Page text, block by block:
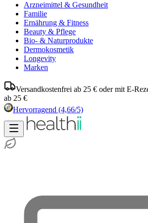
Arzneimittel & Gesundheit
Familie
Ernährung & Fitness
Beauty & Pflege
Bio- & Naturprodukte
Dermokosmetik
Longevity
Marken
Versandkostenfrei ab 25 € oder mit E-
ab 25 €
Hervorragend (4,66/5)